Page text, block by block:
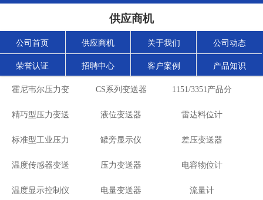
供应商机
公司首页 供应商机 关于我们 公司动态
荣誉认证 招聘中心 客户案例 产品知识
霍尼韦尔压力变
送器
CS系列变送器 1151/3351产品分
类
精巧型压力变送
器
液位变送器 雷达料位计
标准型工业压力
变送器
罐旁显示仪 差压变送器
温度传感器变送
器
压力变送器 电容物位计
温度显示控制仪 电量变送器 流量计